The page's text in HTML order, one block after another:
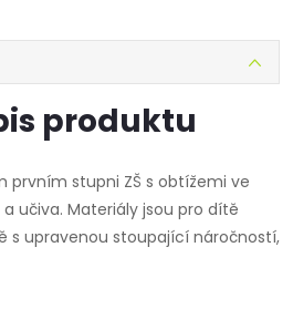
produktu
prvním stupni ZŠ s obtížemi ve
učiva. Materiály jsou pro dítě
s upravenou stoupající náročností,